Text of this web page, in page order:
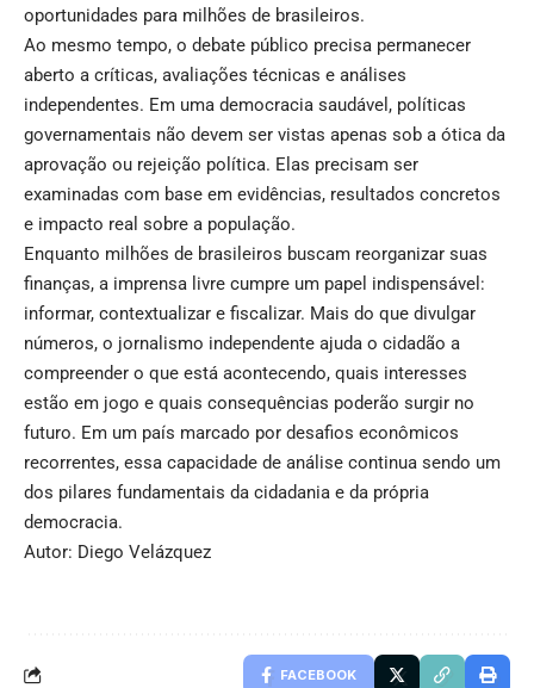
oportunidades para milhões de brasileiros.
Ao mesmo tempo, o debate público precisa permanecer
aberto a críticas, avaliações técnicas e análises
independentes. Em uma democracia saudável, políticas
governamentais não devem ser vistas apenas sob a ótica da
aprovação ou rejeição política. Elas precisam ser
examinadas com base em evidências, resultados concretos
e impacto real sobre a população.
Enquanto milhões de brasileiros buscam reorganizar suas
finanças, a imprensa livre cumpre um papel indispensável:
informar, contextualizar e fiscalizar. Mais do que divulgar
números, o jornalismo independente ajuda o cidadão a
compreender o que está acontecendo, quais interesses
estão em jogo e quais consequências poderão surgir no
futuro. Em um país marcado por desafios econômicos
recorrentes, essa capacidade de análise continua sendo um
dos pilares fundamentais da cidadania e da própria
democracia.
Autor: Diego Velázquez
FACEBOOK